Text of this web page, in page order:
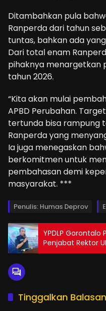
Ditambahkan pula
Ranperda dari tahun
tuntas, bahkan ada
Dari total enam
pihaknya menargetkan
tahun 2026.
“Kita akan mulai
APBD Perubahan.
tertunda bisa rampung
Ranperda yang
Ia juga menegaskan
berkomitmen untuk
pembahasan demi
masyarakat. ***
Penulis: Humas Deprov
YPDLP Gorontalo
Penjabat Rektor
Prosedur
Tinggalkan Balasan